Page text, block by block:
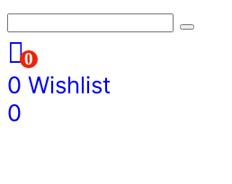
0
0 Wishlist
0